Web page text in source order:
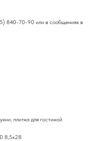
840-70-90 или в сообщениях в
плитка для гостиной
8,5х28